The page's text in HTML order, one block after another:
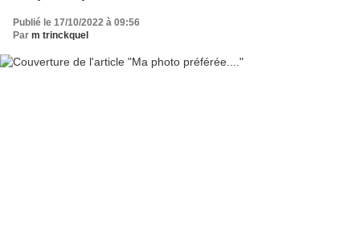
Publié le 17/10/2022 à 09:56
Par m trinckquel